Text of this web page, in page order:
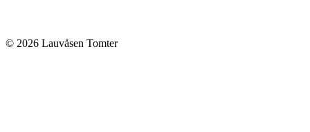
© 2026 Lauvåsen Tomter